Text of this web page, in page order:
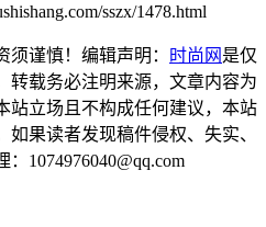
sszx/1478.html
谨慎！编辑声明： 时尚网 是仅
转载务必注明来源，文章内容为
站立场且不构成任何建议，本站
果读者发现稿件侵权、失实、
1074976040@qq.com